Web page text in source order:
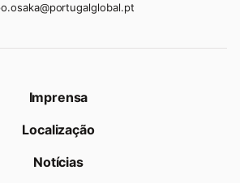
Imprensa
Localização
Notícias